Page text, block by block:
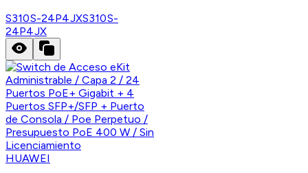
S310S-24P4JXS310S-
24P4JX
HUAWEI